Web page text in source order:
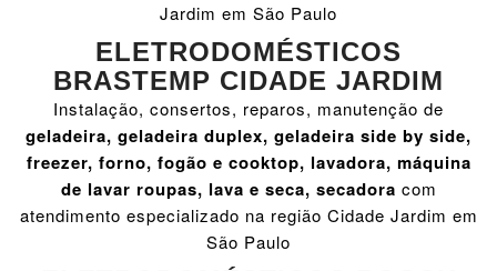
Jardim em São Paulo
ELETRODOMÉSTICOS
BRASTEMP CIDADE JARDIM
Instalação, consertos, reparos, manutenção de
geladeira, geladeira duplex, geladeira side by side,
freezer, forno, fogão e cooktop, lavadora, máquina
de lavar roupas, lava e seca, secadora com
atendimento especializado na região Cidade Jardim em
São Paulo